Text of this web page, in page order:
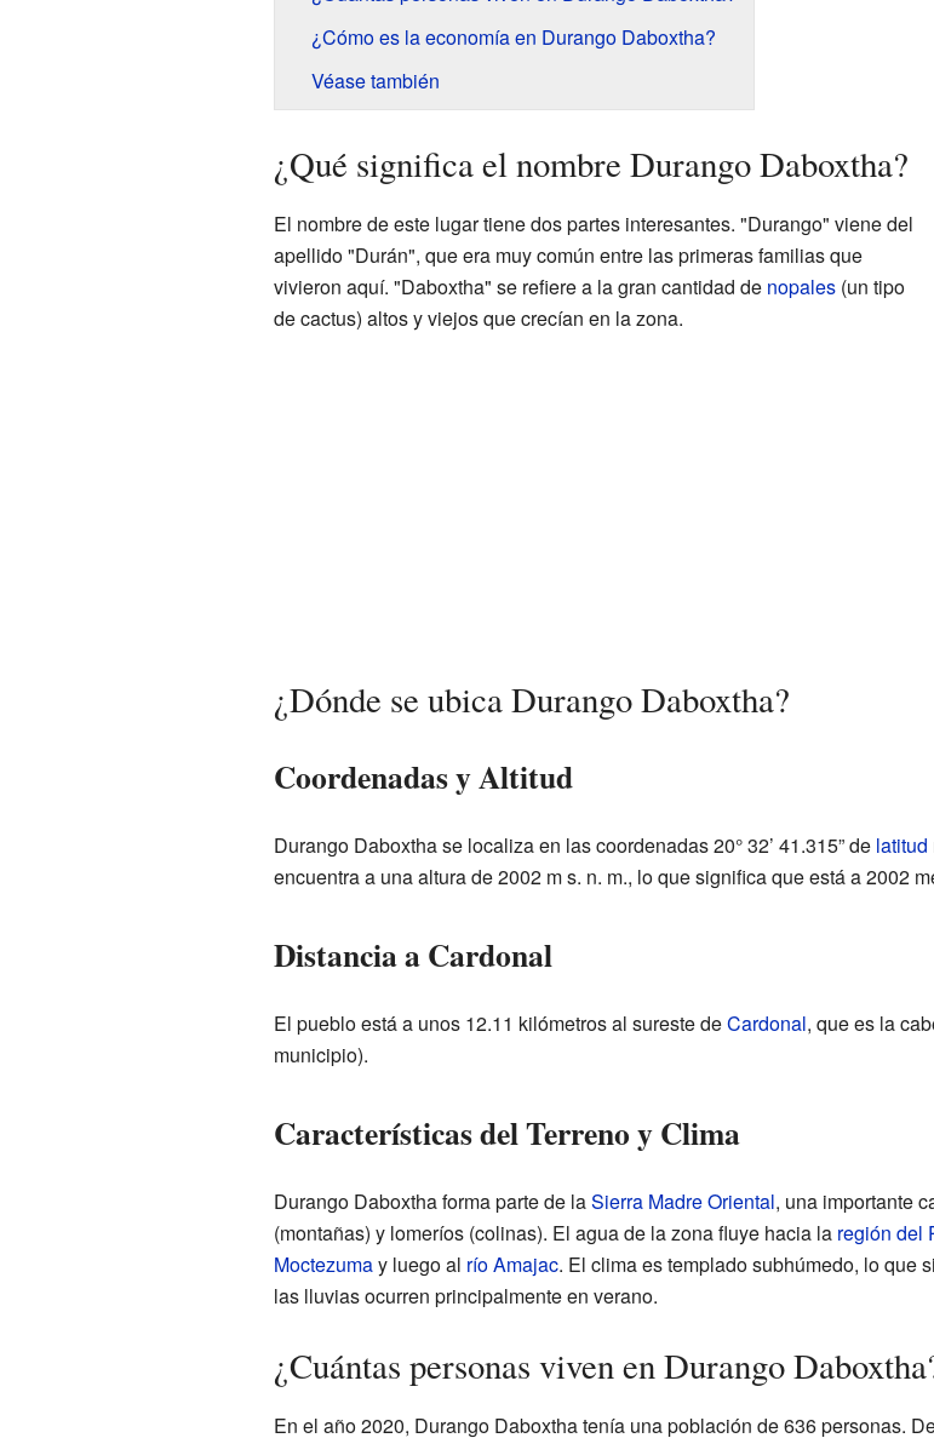
¿Cómo es la economía en Durango Daboxtha?
Véase también
¿Qué significa el nombre Durango Daboxtha?
El nombre de este lugar tiene dos partes interesantes. "Durango" viene del
apellido "Durán", que era muy común entre las primeras familias que
vivieron aquí. "Daboxtha" se refiere a la gran cantidad de nopales(un tipo
de cactus) altos y viejos que crecían en la zona.
¿Dónde se ubica Durango Daboxtha?
Coordenadas y Altitud
Durango Daboxtha se localiza en las coordenadas 20° 32’ 41.315” de latitud
encuentra a una altura de 2002 m s. n. m., lo que significa que está a 2002
Distancia a Cardonal
El pueblo está a unos 12.11 kilómetros al sureste deCardonal, que es la
municipio).
Características del Terreno y Clima
Durango Daboxtha forma parte de laSierra Madre Oriental, una importante
(montañas) y lomeríos (colinas). El agua de la zona fluye hacia la región del
Moctezumay luego al río Amajac. El clima es templado subhúmedo, lo que
las lluvias ocurren principalmente en verano.
¿Cuántas personas viven en Durango
En el año 2020, Durango Daboxtha tenía una población de 636 personas.